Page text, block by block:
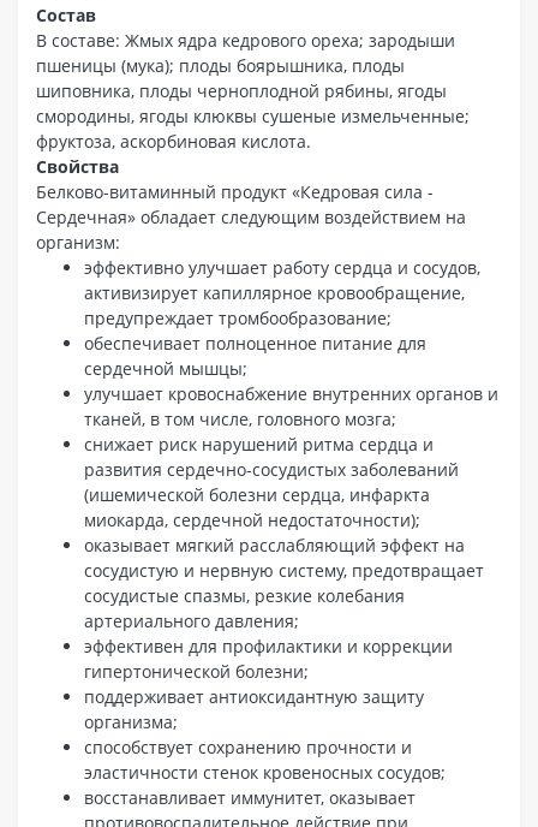
Состав
В составе: Жмых ядра кедрового ореха; зародыши
пшеницы (мука); плоды боярышника, плоды
шиповника, плоды черноплодной рябины, ягоды
смородины, ягоды клюквы сушеные измельченные;
фруктоза, аскорбиновая кислота.
Свойства
Белково-витаминный продукт «Кедровая сила -
Сердечная» обладает следующим воздействием на
организм:
эффективно улучшает работу сердца и сосудов,
активизирует капиллярное кровообращение,
предупреждает тромбообразование;
обеспечивает полноценное питание для
сердечной мышцы;
улучшает кровоснабжение внутренних органов и
тканей, в том числе, головного мозга;
снижает риск нарушений ритма сердца и
развития сердечно-сосудистых заболеваний
(ишемической болезни сердца, инфаркта
миокарда, сердечной недостаточности);
оказывает мягкий расслабляющий эффект на
сосудистую и нервную систему, предотвращает
сосудистые спазмы, резкие колебания
артериального давления;
эффективен для профилактики и коррекции
гипертонической болезни;
поддерживает антиоксидантную защиту
организма;
способствует сохранению прочности и
эластичности стенок кровеносных сосудов;
восстанавливает иммунитет, оказывает